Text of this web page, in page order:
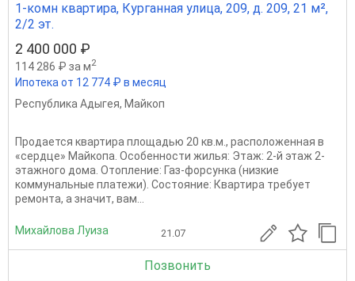
1-комн квартира, Курганная улица, 209, д. 209, 21 м²,
2/2 эт.
2 400 000 ₽
114 286 ₽ за м2
Ипотека от 12 774 ₽ в месяц
Республика Адыгея, Майкоп
Продается квартира площадью 20 кв.м., расположенная в
«сердце» Майкопа. Особенности жилья: Этаж: 2-й этаж 2-
этажного дома. Отопление: Газ-форсунка (низкие
коммунальные платежи). Состояние: Квартира требует
ремонта, а значит, вам...
Михайлова Луиза 21.07
Позвонить